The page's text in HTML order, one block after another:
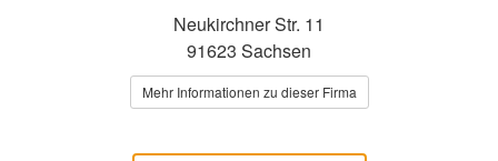
Neukirchner Str. 11
91623 Sachsen
Mehr Informationen zu dieser Firma